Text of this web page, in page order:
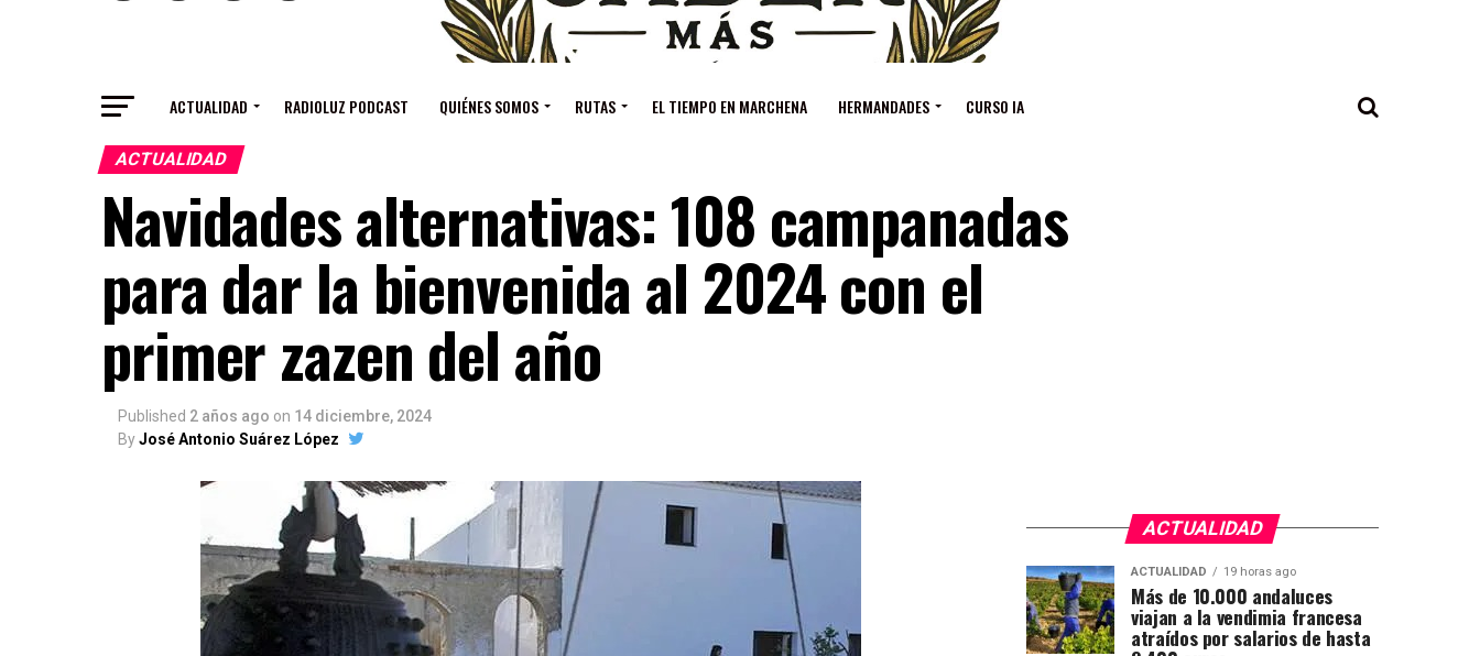
ACTUALIDAD RADIOLUZ PODCAST QUIÉNES SOMOS RUTAS EL TIEMPO EN MARCHENA HERMANDADES CURSO IA
ACTUALIDAD
Navidades alternativas: 108 campanadas
para dar la bienvenida al 2024 con el
primer zazen del año
Published 2 años ago on 14 diciembre, 2024
ByJosé Antonio Suárez López
ACTUALIDAD
ACTUALIDAD 19 horas ago
Más de 10.000 andaluces
viajan a la vendimia francesa
atraídos por salarios de hasta